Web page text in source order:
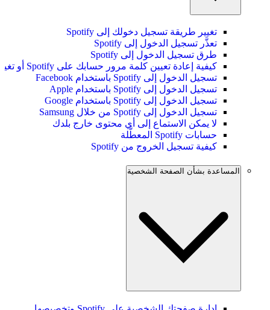
تغيير طريقة تسجيل دخولك إلى Spotify
تعذَّر تسجيل الدخول إلى Spotify
طرق تسجيل الدخول إلى Spotify
كيفية إعادة تعيين كلمة مرور حسابك على Spotify أو تغييرها
تسجيل الدخول إلى Spotify باستخدام Facebook
تسجيل الدخول إلى Spotify باستخدام Apple
تسجيل الدخول إلى Spotify باستخدام Google
تسجيل الدخول إلى Spotify من خلال Samsung
لا يمكن الاستماع إلى أي محتوى خارج بلدك
حسابات Spotify المعطَّلة
كيفية تسجيل الخروج من Spotify
المساعدة بشأن الصفحة الشخصية